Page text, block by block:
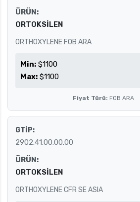
ÜRÜN:
ORTOKSİLEN
ORTHOXYLENE FOB ARA
Min: $1100
Max: $1100
Fiyat Türü: FOB ARA
GTİP:
2902.41.00.00.00
ÜRÜN:
ORTOKSİLEN
ORTHOXYLENE CFR SE ASIA